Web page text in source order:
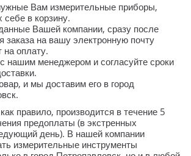
Вам измерительные приборы,
себе в корзину.
Вашей компании, сразу после
заказа на вашу электронную почту
на оплату.
нашим менеджером и согласуйте сроки
и мы доставим его в город
правило, производится в течение 5
предоплаты (в экстренных
день). В нашей компании
измерительные инструменты